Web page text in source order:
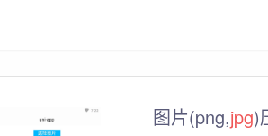
图片(png,jpg)